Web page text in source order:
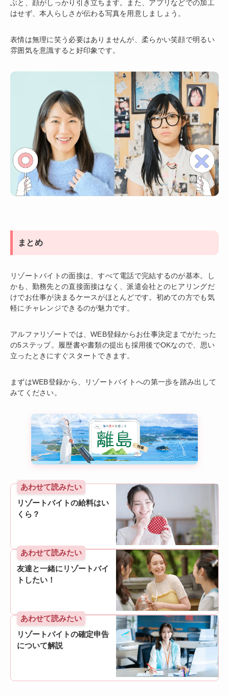
ぶと、顔がしっかり引き立ちます。また、アプリなどでの加工
はせず、本人らしさが伝わる写真を用意しましょう。
表情は無理に笑う必要はありませんが、柔らかい笑顔で明るい
雰囲気を意識すると好印象です。
まとめ
リゾートバイトの面接は、すべて電話で完結するのが基本。し
かも、勤務先との直接面接はなく、派遣会社とのヒアリングだ
けでお仕事が決まるケースがほとんどです。初めての方でも気
軽にチャレンジできるのが魅力です。
アルファリゾートでは、WEB登録からお仕事決定までがたった
の5ステップ。履歴書や書類の提出も採用後でOKなので、思い
立ったときにすぐスタートできます。
まずはWEB登録から、リゾートバイトへの第一歩を踏み出して
みてください。
あわせて読みたい
リゾートバイトの給料はい
くら？
あわせて読みたい
友達と一緒にリゾートバイ
トしたい！
あわせて読みたい
リゾートバイトの確定申告
について解説